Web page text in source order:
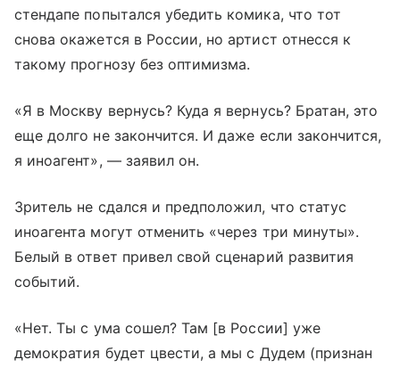
стендапе попытался убедить комика, что тот
снова окажется в России, но артист отнесся к
такому прогнозу без оптимизма.
«Я в Москву вернусь? Куда я вернусь? Братан, это
еще долго не закончится. И даже если закончится,
я иноагент», — заявил он.
Зритель не сдался и предположил, что статус
иноагента могут отменить «через три минуты».
Белый в ответ привел свой сценарий развития
событий.
«Нет. Ты с ума сошел? Там [в России] уже
демократия будет цвести, а мы с Дудем (признан